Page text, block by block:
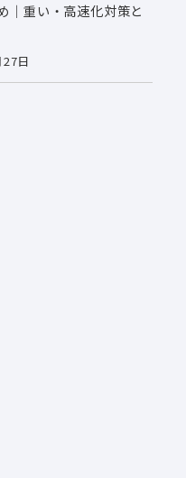
｜重い・高速化対策と
日